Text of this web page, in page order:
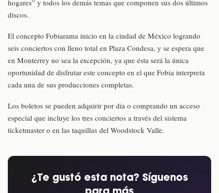
hogares” y todos los demás temas que componen sus dos últimos
discos.
El concepto Fobiarama inicio en la ciudad de México logrando
seis conciertos con lleno total en Plaza Condesa, y se espera que
en Monterrey no sea la excepción, ya que ésta será la única
oportunidad de disfrutar este concepto en el que Fobia interpreta
cada una de sus producciones completas.
Los boletos se pueden adquirir por día o comprando un acceso
especial que incluye los tres conciertos a través del sistema
ticketmaster o en las taquillas del Woodstock Valle.
¿Te gustó esta nota? Síguenos